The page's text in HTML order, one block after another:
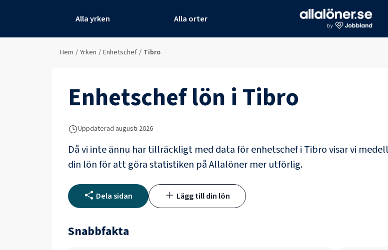
Alla yrken Alla orter
Hem / Yrken / Enhetschef / Tibro
Enhetscheflön i Tibro
Uppdaterad augusti 2026
Då vi inte ännu har tillräckligt med data förenhetschefi Tibrovisar vi
din lön för att göra statistiken på Allalöner mer utförlig.
Dela sidan Lägg till din lön
Snabbfakta